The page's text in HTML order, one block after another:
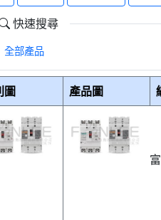
快速搜尋
全部產品
圖 產品圖